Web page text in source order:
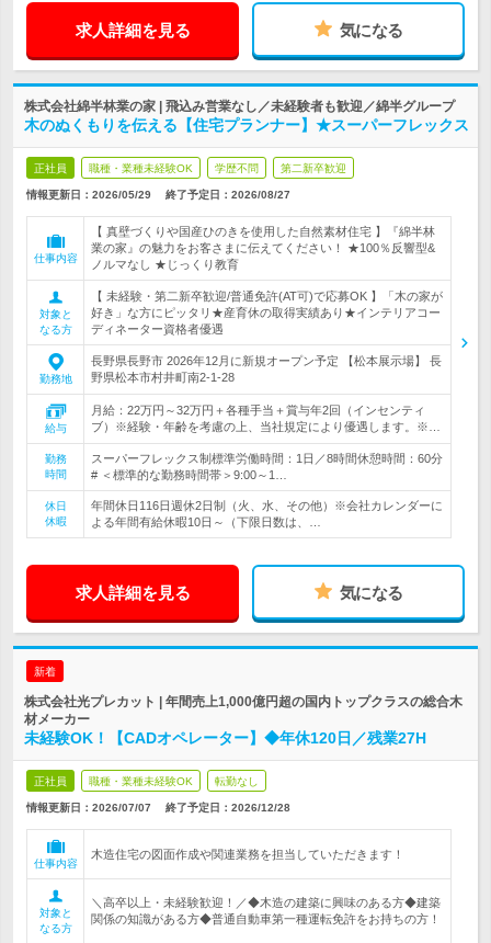
求人詳細を見る 気になる
株式会社綿半林業の家 | 飛込み営業なし／未経験者も歓迎／綿半グループ
木のぬくもりを伝える【住宅プランナー】★スーパーフレックス
正社員 職種・業種未経験OK 学歴不問 第二新卒歓迎
情報更新日：2026/05/29 終了予定日： 2026/08/27
仕事内容
【 真壁づくりや国産ひのきを使用した自然素材住宅 】『綿半林
業の家』の魅力をお客さまに伝えてください！ ★100％反響型&
ノルマなし ★じっくり教育
対象と
なる方
【 未経験・第二新卒歓迎/普通免許(AT可)で応募OK 】「木の家が
好き」な方にピッタリ★産育休の取得実績あり★インテリアコー
ディネーター資格者優遇
勤務地
長野県長野市 2026年12月に新規オープン予定 【松本展示場】 長
野県松本市村井町南2‐1‐28
給与
月給：22万円～32万円＋各種手当＋賞与年2回（インセンティ
ブ）※経験・年齢を考慮の上、当社規定により優遇します。※…
勤務
時間
スーパーフレックス制標準労働時間：1日／8時間休憩時間：60分
# ＜標準的な勤務時間帯＞9:00～1…
休日
休暇
年間休日116日週休2日制（火、水、その他）※会社カレンダーに
よる年間有給休暇10日～（下限日数は、…
求人詳細を見る 気になる
新着
株式会社光プレカット | 年間売上1,000億円超の国内トップクラスの総合木
材メーカー
未経験OK！【CADオペレーター】◆年休120日／残業27H
正社員 職種・業種未経験OK 転勤なし
情報更新日：2026/07/07 終了予定日： 2026/12/28
仕事内容
木造住宅の図面作成や関連業務を担当していただきます！
対象と
なる方
＼高卒以上・未経験歓迎！／◆木造の建築に興味のある方◆建築
関係の知識がある方◆普通自動車第一種運転免許をお持ちの方！